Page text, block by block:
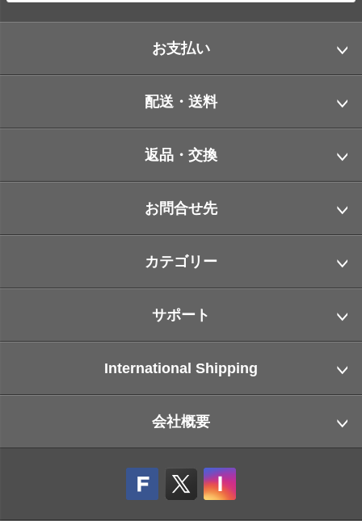
お支払い
配送・送料
返品・交換
お問合せ先
カテゴリー
サポート
International Shipping
会社概要